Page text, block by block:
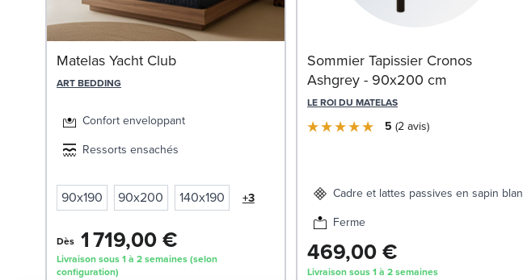
Matelas Yacht Club
ART BEDDING
Confort enveloppant
Ressorts ensachés
90x190 90x200 140x190 +3
Dès 1 719,00 €
Livraison sous 1 à 2 semaines (selon
configuration)
Sommier Tapissier Cronos
Ashgrey - 90x200 cm
LE ROI DU MATELAS
5 2avis
Cadre et lattes passives en sapin blanc
Ferme
469,00 €
Livraison sous 1 à 2 semaines